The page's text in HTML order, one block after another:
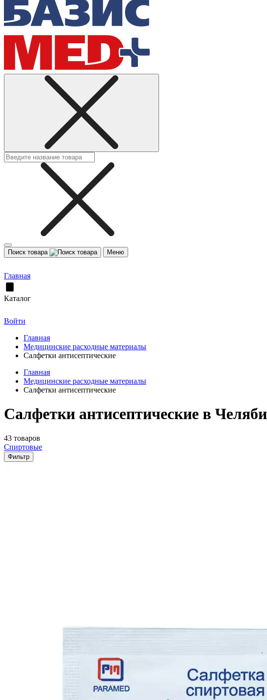
Поиск товара Меню
Главная
Каталог
Войти
Главная
Медицинские расходные материалы
Салфетки антисептические
Главная
Медицинские расходные материалы
Салфетки антисептические
Салфетки антисептические в
43 товаров
Спиртовые
Фильтр